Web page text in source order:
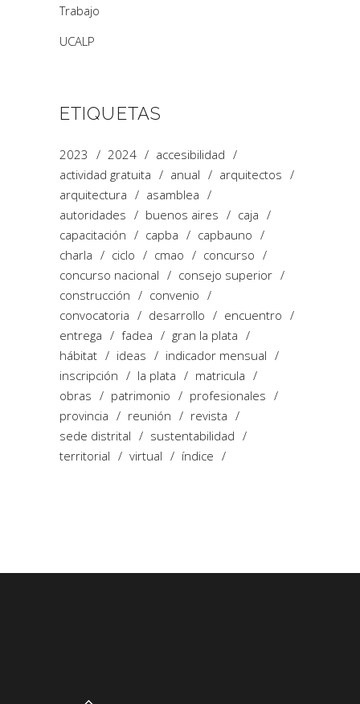
Trabajo
UCALP
ETIQUETAS
2023 2024
accesibilidad
actividad gratuita
anual
arquitectos
arquitectura
asamblea
autoridades
buenos aires
caja
capacitación
capba
capbauno
charla
ciclo cmao
concurso
concurso nacional
consejo superior
construcción
convenio
convocatoria
desarrollo
encuentro
entrega
fadea
gran la plata
hábitat
ideas
indicador mensual
inscripción
la plata
matricula
obras
patrimonio
profesionales
provincia
reunión
revista
sede distrital
sustentabilidad
territorial
virtual índice